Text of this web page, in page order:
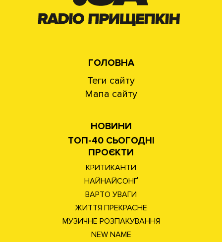
ГОЛОВНА
Теги сайту
Мапа сайту
НОВИНИ
ТОП-40 СЬОГОДНІ
ПРОЄКТИ
КРИТИКАНТИ
НАЙНАЙСОНҐ
ВАРТО УВАГИ
ЖИТТЯ ПРЕКРАСНЕ
МУЗИЧНЕ РОЗПАКУВАННЯ
NEW NAME